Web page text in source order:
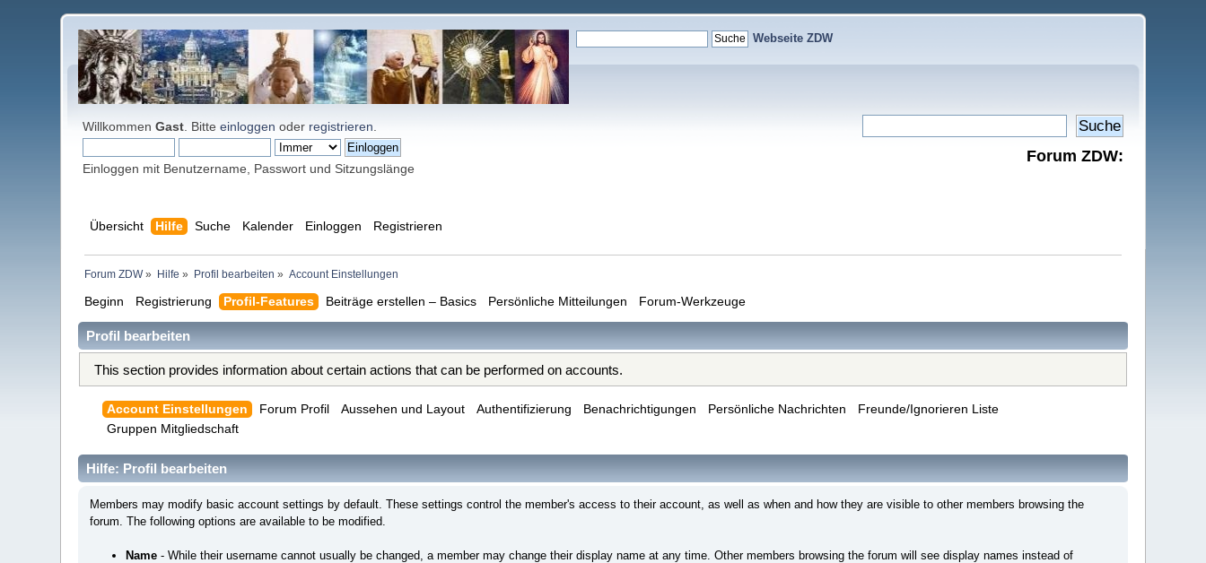
Webseite ZDW
WillkommenGast . Bitteeinloggen oder registrieren
Einloggen mit Benutzername, Passwort und Sitzungslänge
Forum ZDW:
Übersicht Hilfe Suche Kalender Einloggen Registrieren
Forum ZDW» Hilfe » Profil bearbeiten » Account Einstellungen
Beginn Registrierung Profil-Features Beiträge erstellen – Basics Persönliche Mitteilungen Forum-Werkzeuge
Profil bearbeiten
This section provides information about certain actions that can be performed on accounts.
Account Einstellungen Forum Profil Aussehen und Layout Authentifizierung Benachrichtigungen Persönliche Nachrichten
Freunde/Ignorieren Liste
Gruppen Mitgliedschaft
Hilfe: Profil bearbeiten
Members may modify basic account settings by default. These settings control the member's access to their account, as well as when and how they are visible to other members browsing the
forum. The following options are available to be modified.
Name - While their username cannot usually be changed, a member may change their display name at any time. Other members browsing the forum will see display names instead of